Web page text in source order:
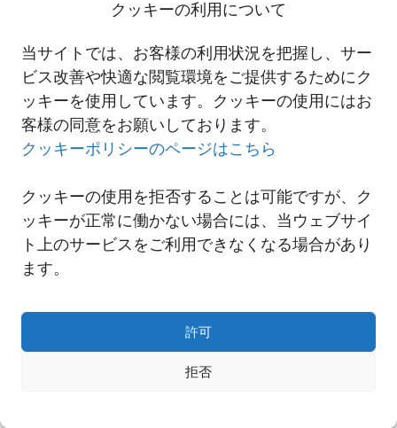
クッキーの利用について
当サイトでは、お客様の利用状況を把握し、サー
ビス改善や快適な閲覧環境をご提供するためにク
ッキーを使用しています。クッキーの使用にはお
客様の同意をお願いしております。
クッキーポリシーのページはこちら
クッキーの使用を拒否することは可能ですが、ク
ッキーが正常に働かない場合には、当ウェブサイ
ト上のサービスをご利用できなくなる場合があり
ます。
許可
拒否
日(月)より新事務所にて業務を開始しております。
2021-12-28 ムンバイ支店及びバンガロール支店移転のご案内
一覧へ